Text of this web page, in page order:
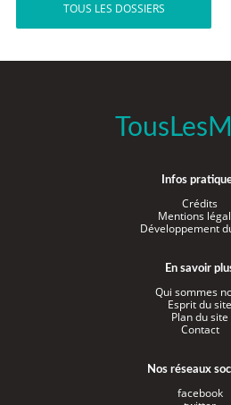
TOUS LES DOSSIERS
Infos
Crédits
Mentions
Développement
En savoir
Qui sommes
Esprit du site
Plan du site
Contact
Nos réseaux
facebook